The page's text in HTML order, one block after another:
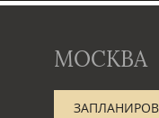
МОСКВА